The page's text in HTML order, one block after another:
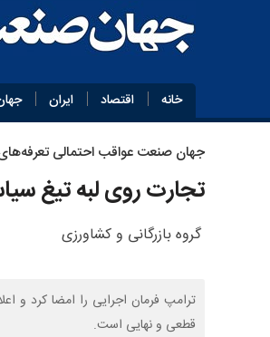
خانه اقتصاد ایران
جهان‌ صنعت عواقب احتمالی تعرفه‌های
تجارت روی لبه تیغ
گروه بازرگانی و کشاورزی
قطعی و نهایی است.